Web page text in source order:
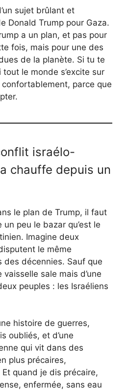
sujet brûlant et
Donald Trump pour Gaza.
a un plan, et pas pour
fois, mais pour une des
de la planète. Si tu te
le monde s’excite sur
parce que
israélo-
chauffe depuis un
le plan de Trump, il faut
un peu le bazar qu’est le
Imagine deux
le même
des décennies. Sauf que
vaisselle sale mais d’une
peuples : les Israéliens
histoire de guerres,
oubliés, et d’une
qui vit dans des
plus précaires,
quand je dis précaire,
enfermée, sans eau